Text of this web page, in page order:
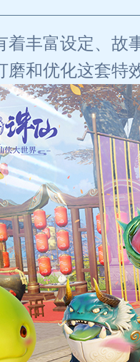
着丰富设定、
和优化这套特